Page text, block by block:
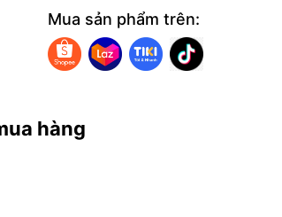
Mua sản phẩm trên:
hàng